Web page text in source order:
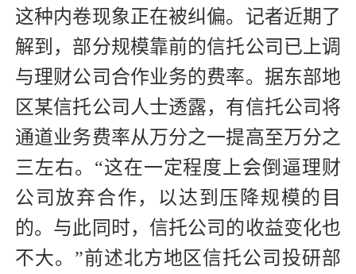
这种内卷现象正在被纠偏。记者近期了
解到，部分规模靠前的信托公司已上调
与理财公司合作业务的费率。据东部地
区某信托公司人士透露，有信托公司将
通道业务费率从万分之一提高至万分之
三左右。“这在一定程度上会倒逼理财
公司放弃合作，以达到压降规模的目
的。与此同时，信托公司的收益变化也
不大。”前述北方地区信托公司投研部